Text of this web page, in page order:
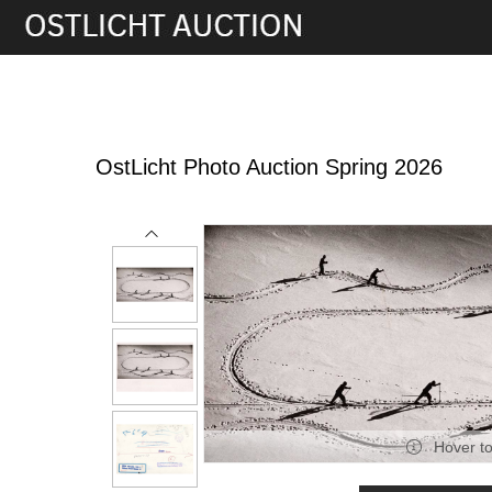
OstLicht Photo Auction Spring 2026
Hover